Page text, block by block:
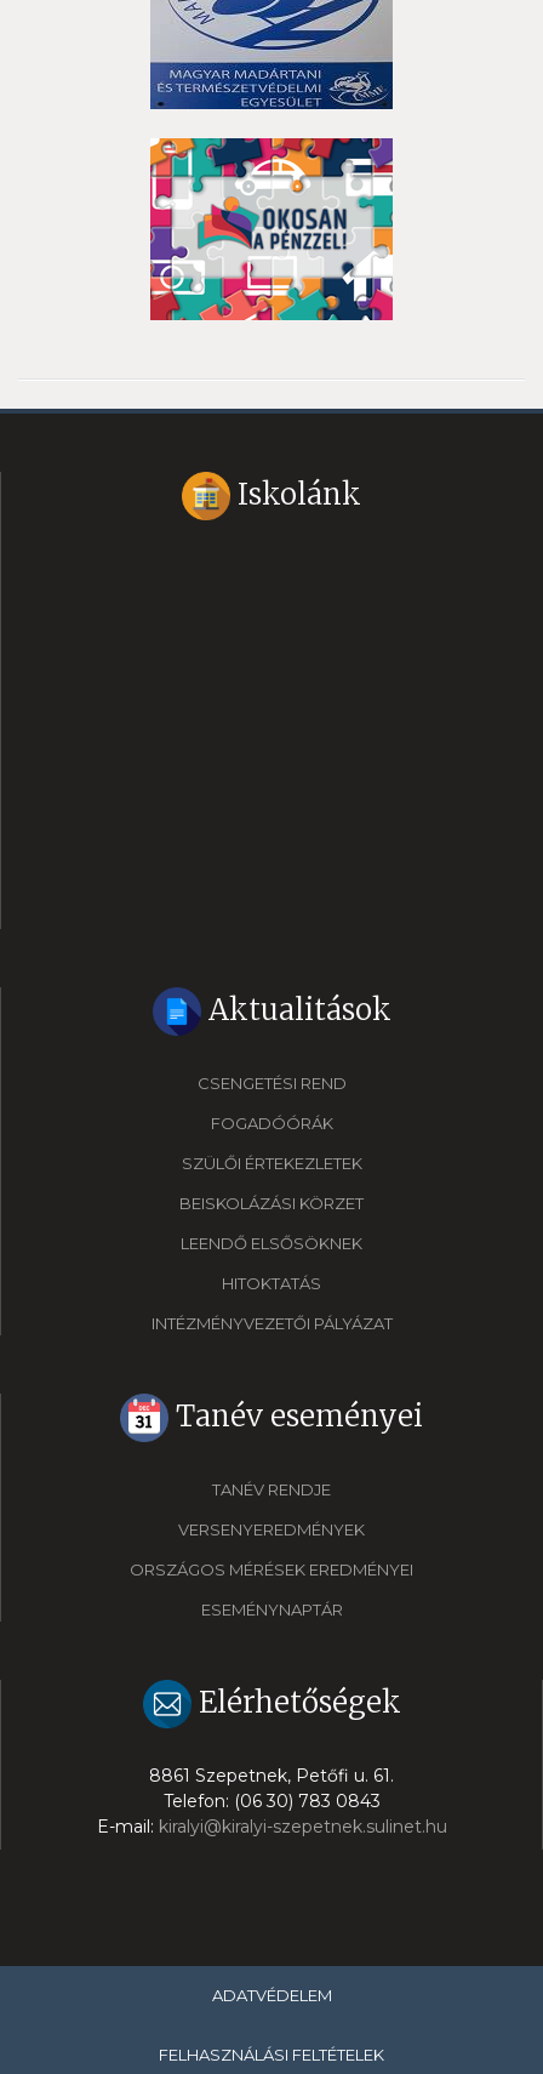
Iskolánk
Aktualitások
CSENGETÉSI REND
FOGADÓÓRÁK
SZÜLŐI ÉRTEKEZLETEK
BEISKOLÁZÁSI KÖRZET
LEENDŐ ELSŐSÖKNEK
HITOKTATÁS
INTÉZMÉNYVEZETŐI PÁLYÁZAT
Tanév eseményei
TANÉV RENDJE
VERSENYEREDMÉNYEK
ORSZÁGOS MÉRÉSEK EREDMÉNYEI
ESEMÉNYNAPTÁR
Elérhetőségek
8861 Szepetnek, Petőfi u. 61.
Telefon: (06 30) 783 0843
E-mail: kiralyi@kiralyi-szepetnek.sulinet.hu
ADATVÉDELEM
FELHASZNÁLÁSI FELTÉTELEK